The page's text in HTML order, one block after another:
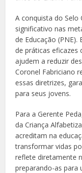
A conquista do Selo
significativo nas
de Educação
de práticas
ajudem a reduzir
Coronel Fabriciano
essas diretrizes,
para seus jovens.
Para a Gerente
da Criança
acreditam na
transformar vidas
reflete diretamente
preparando-as para